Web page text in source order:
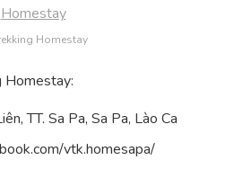
Homestay
Homestay:
TT. Sa Pa, Sa Pa, Lào Ca
vtk.homesapa/